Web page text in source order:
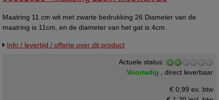
Maatring 11 cm wit met zwarte bedrukking 26 Diameter van de
maatring is 11cm, en de diameter van het gat is 4cm.
Info / levertijd / offerte over dit product
Actuele status :
Voorradig ,direct leverbaar
€ 0,99 ex. btw